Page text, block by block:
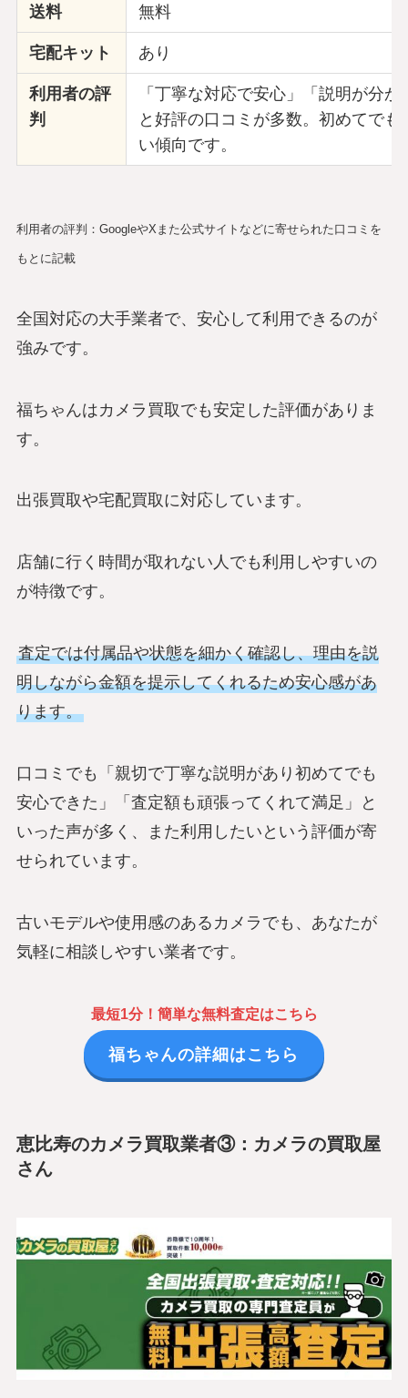
送料 無料
宅配キット あり
利用者の評
判
「丁寧な対応で安心」「説明が分
と好評の口コミが多数。初めてで
い傾向です。
利用者の評判：GoogleやXまた公式サイトなどに寄せられた口コミを
もとに記載
全国対応の大手業者で、安心して利用できるのが
強みです。
福ちゃんはカメラ買取でも安定した評価がありま
す。
出張買取や宅配買取に対応しています。
店舗に行く時間が取れない人でも利用しやすいの
が特徴です。
査定では付属品や状態を細かく確認し、理由を説
明しながら金額を提示してくれるため安心感があ
ります。
口コミでも「親切で丁寧な説明があり初めてでも
安心できた」「査定額も頑張ってくれて満足」と
いった声が多く、また利用したいという評価が寄
せられています。
古いモデルや使用感のあるカメラでも、あなたが
気軽に相談しやすい業者です。
最短1分！簡単な無料査定はこちら
福ちゃんの詳細はこちら
恵比寿のカメラ買取業者③：カメラの買取屋
さん